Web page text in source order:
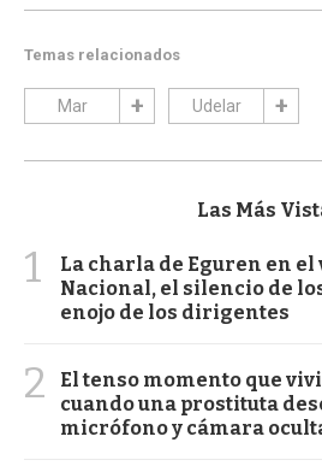
Temas relacionados
Mar Udelar
Las Más
1
La charla de Eguren en el
Nacional, el silencio de
enojo de los dirigentes
2
El tenso momento que
cuando una prostituta
micrófono y cámara